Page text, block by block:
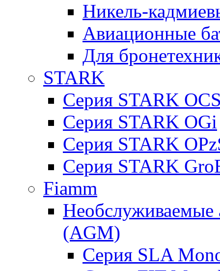
Никель-
Авиационные
Для
STARK
Серия STARK
Серия STARK OGi
Серия STARK
Серия STARK
Fiamm
Необслуживаемые
(AGM)
Серия SLA